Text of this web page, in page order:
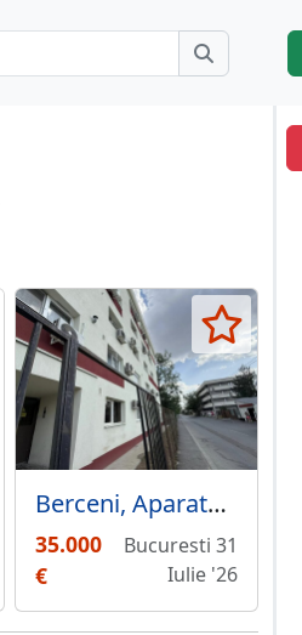
Berceni, Aparatorii Patriei, metrou
35.000
€
Bucuresti 31
Iulie '26